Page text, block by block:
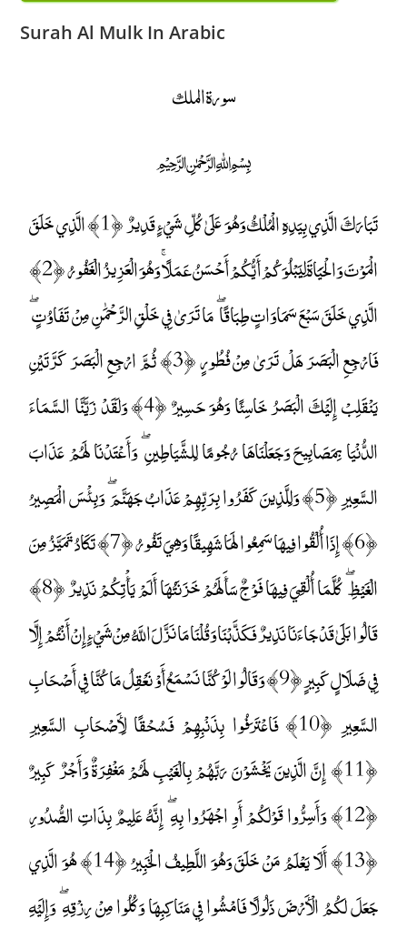
Surah Al Mulk In Arabic
سورة الملك
﷽
تَبَارَكَ الَّذِي بِيَدِهِ الْمُلْكُ وَهُوَ عَلَىٰ كُلِّ شَيْءٍ قَدِيرٌ ﴿1﴾ الَّذِي خَلَقَ
الْمَوْتَ وَالْحَيَاةَ لِيَبْلُوَكُمْ أَيُّكُمْ أَحْسَنُ عَمَلًا ۚ وَهُوَ الْعَزِيزُ الْغَفُورُ ﴿2﴾
الَّذِي خَلَقَ سَبْعَ سَمَاوَاتٍ طِبَاقًا ۖ مَا تَرَىٰ فِي خَلْقِ الرَّحْمَٰنِ مِنْ تَفَاوُتٍ ۖ
فَارْجِعِ الْبَصَرَ هَلْ تَرَىٰ مِنْ فُطُورٍ ﴿3﴾ ثُمَّ ارْجِعِ الْبَصَرَ كَرَّتَيْنِ
يَنْقَلِبْ إِلَيْكَ الْبَصَرُ خَاسِئًا وَهُوَ حَسِيرٌ ﴿4﴾ وَلَقَدْ زَيَّنَّا السَّمَاءَ
الدُّنْيَا بِمَصَابِيحَ وَجَعَلْنَاهَا رُجُومًا لِلشَّيَاطِينِ ۖ وَأَعْتَدْنَا لَهُمْ عَذَابَ
السَّعِيرِ ﴿5﴾ وَلِلَّذِينَ كَفَرُوا بِرَبِّهِمْ عَذَابُ جَهَنَّمَ ۖ وَبِئْسَ الْمَصِيرُ
﴿6﴾ إِذَا أُلْقُوا فِيهَا سَمِعُوا لَهَا شَهِيقًا وَهِيَ تَفُورُ ﴿7﴾ تَكَادُ تَمَيَّزُ مِنَ
الْغَيْظِ ۖ كُلَّمَا أُلْقِيَ فِيهَا فَوْجٌ سَأَلَهُمْ خَزَنَتُهَا أَلَمْ يَأْتِكُمْ نَذِيرٌ ﴿8﴾
قَالُوا بَلَىٰ قَدْ جَاءَنَا نَذِيرٌ فَكَذَّبْنَا وَقُلْنَا مَا نَزَّلَ اللَّهُ مِنْ شَيْءٍ إِنْ أَنْتُمْ إِلَّا
فِي ضَلَالٍ كَبِيرٍ ﴿9﴾ وَقَالُوا لَوْ كُنَّا نَسْمَعُ أَوْ نَعْقِلُ مَا كُنَّا فِي أَصْحَابِ
السَّعِيرِ ﴿10﴾ فَاعْتَرَفُوا بِذَنْبِهِمْ فَسُحْقًا لِأَصْحَابِ السَّعِيرِ
﴿11﴾ إِنَّ الَّذِينَ يَخْشَوْنَ رَبَّهُمْ بِالْغَيْبِ لَهُمْ مَغْفِرَةٌ وَأَجْرٌ كَبِيرٌ
﴿12﴾ وَأَسِرُّوا قَوْلَكُمْ أَوِ اجْهَرُوا بِهِ ۖ إِنَّهُ عَلِيمٌ بِذَاتِ الصُّدُورِ
﴿13﴾ أَلَا يَعْلَمُ مَنْ خَلَقَ وَهُوَ اللَّطِيفُ الْخَبِيرُ ﴿14﴾ هُوَ الَّذِي
جَعَلَ لَكُمُ الْأَرْضَ ذَلُولًا فَامْشُوا فِي مَنَاكِبِهَا وَكُلُوا مِنْ رِزْقِهِ ۖ وَإِلَيْهِ